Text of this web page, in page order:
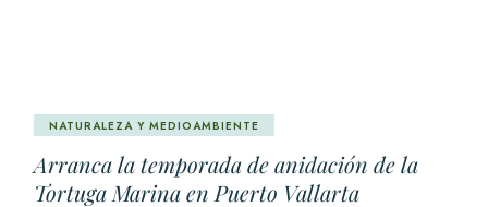
NATURALEZA Y MEDIOAMBIENTE
Arranca la temporada de anidación de la
Tortuga Marina en Puerto Vallarta